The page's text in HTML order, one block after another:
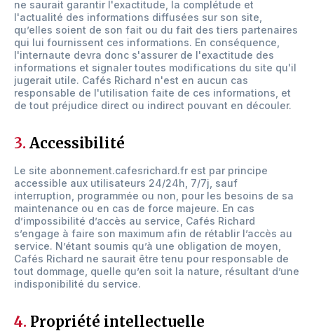
ne saurait garantir l'exactitude, la complétude et
l'actualité des informations diffusées sur son site,
qu’elles soient de son fait ou du fait des tiers partenaires
qui lui fournissent ces informations. En conséquence,
l'internaute devra donc s'assurer de l'exactitude des
informations et signaler toutes modifications du site qu'il
jugerait utile. Cafés Richard n'est en aucun cas
responsable de l'utilisation faite de ces informations, et
de tout préjudice direct ou indirect pouvant en découler.
3. Accessibilité
Le site abonnement.cafesrichard.fr est par principe
accessible aux utilisateurs 24/24h, 7/7j, sauf
interruption, programmée ou non, pour les besoins de sa
maintenance ou en cas de force majeure. En cas
d’impossibilité d’accès au service, Cafés Richard
s’engage à faire son maximum afin de rétablir l’accès au
service. N’étant soumis qu’à une obligation de moyen,
Cafés Richard ne saurait être tenu pour responsable de
tout dommage, quelle qu’en soit la nature, résultant d’une
indisponibilité du service.
4. Propriété intellectuelle